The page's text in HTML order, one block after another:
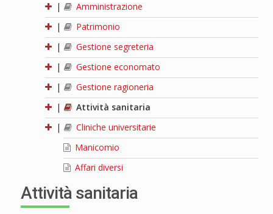
|
Amministrazione
|
Patrimonio
|
Gestione segreteria
|
Gestione economato
|
Gestione ragioneria
|
Attività sanitaria
|
Cliniche universitarie
Manicomio
Affari diversi
Attività sanitaria